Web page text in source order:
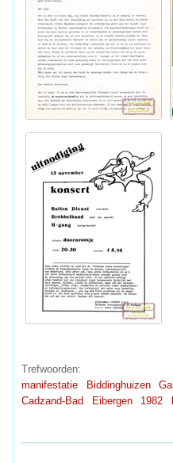
Trefwoorden:
manifestatie
Biddinghuizen
Cadzand-Bad
Eibergen 1982